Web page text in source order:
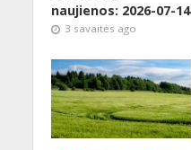
naujienos: 2026-07-14
3 savaitės ago